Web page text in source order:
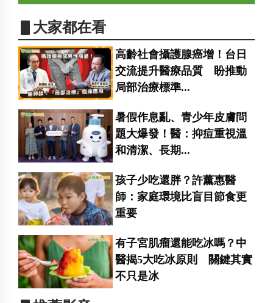
▋大家都在看
高齡社會攝護腺癌增！台日
交流提升醫療品質 盼推動
局部治療標準...
暑假作息亂、青少年皮膚問
題大爆發！醫：抑痘重視溫
和清潔、長期...
孩子少吃還胖？許薰惠醫
師：家庭環境比盲目節食更
重要
有子宮肌瘤還能吃冰嗎？中
醫揭5大吃冰原則 關鍵其實
不只是冰